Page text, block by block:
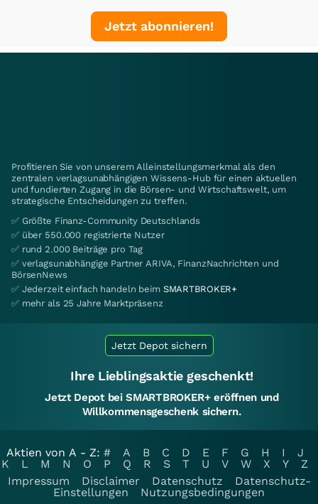
Jetzt abonnieren!
Profitieren Sie von unserem Alleinstellungsmerkmal als den
zentralen verlagsunabhängigen Wissens-Hub für einen aktuellen
und fundierten Zugang in die Börsen- und Wirtschaftswelt, um
strategische Entscheidungen zu treffen.
✅ Größte Finanz-Community Deutschlands
✅ über 550.000 registrierte Nutzer
✅ rund 2.000 Beiträge pro Tag
✅ verlagsunabhängige Partner ARIVA, FinanzNachrichten und
BörsenNews
✅ Jederzeit einfach handeln beim SMARTBROKER+
✅ mehr als 25 Jahre Marktpräsenz
Jetzt Depot sichern
Ihre Lieblingsaktie geschenkt!
Jetzt Depot bei SMARTBROKER+ eröffnen und
Willkommensgeschenk sichern.
Aktien von A - Z: # A B C D E F G H I
J
K
L M N O P Q R S T U V W X Y
Z
Impressum
Disclaimer Datenschutz
Datenschutz-
Einstellungen
Nutzungsbedingungen